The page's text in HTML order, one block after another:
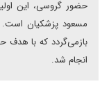
حضور گروسی، این
مسعود پزشکیان
باز‌می‌گردد که با هدف
انجام شد.